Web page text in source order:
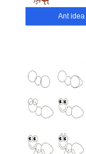
Ant idea